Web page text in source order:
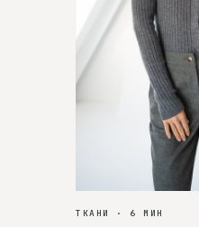
ТКАНИ · 6 МИН